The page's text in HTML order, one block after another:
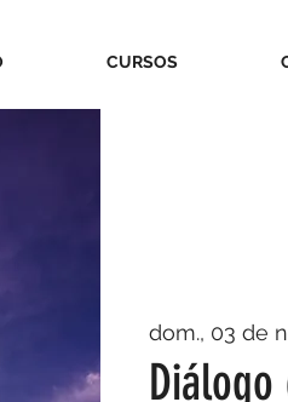
CURSOS
dom., 03 de